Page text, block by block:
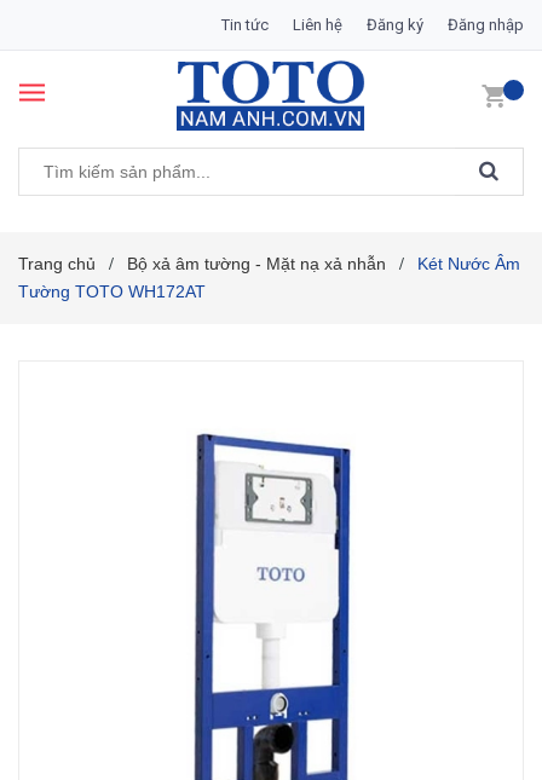
Tin tức Liên hệ Đăng ký Đăng nhập
Trang chủ / Bộ xả âm tường - Mặt nạ xả nhẫn /
Két Nước Âm
Tường TOTO WH172AT